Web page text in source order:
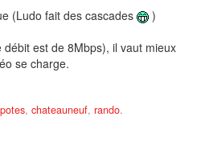
(Ludo fait des cascades
)
est de 8Mbps), il vaut mieux
se charge.
, chateauneuf, rando.